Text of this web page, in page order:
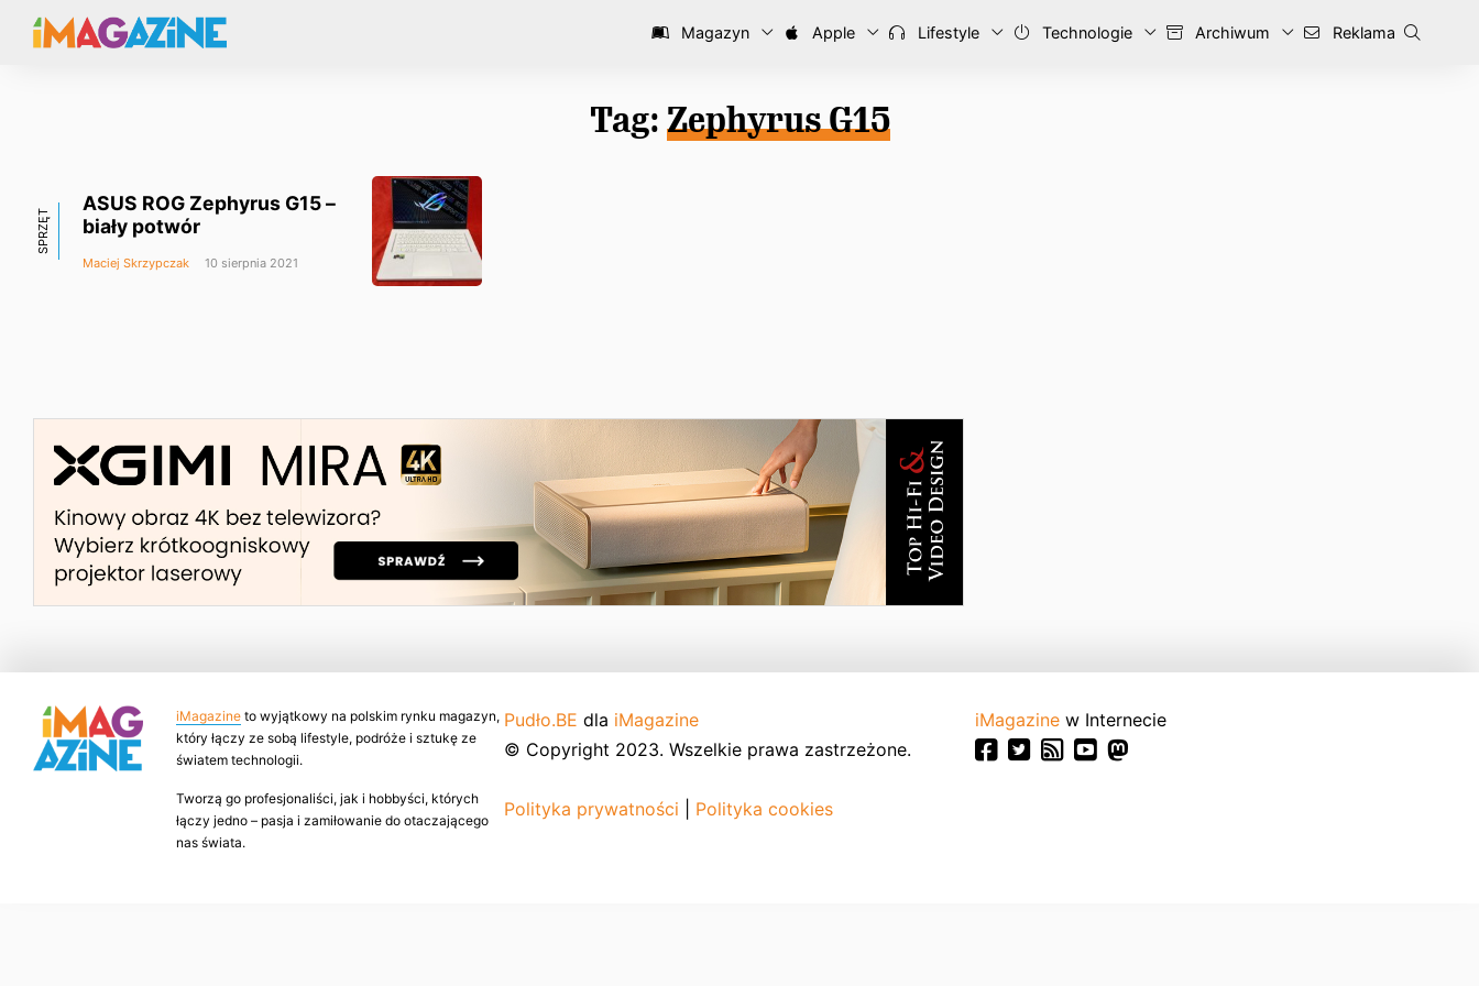
Magazyn Apple Lifestyle Technologie Archiwum Reklama
Tag: Zephyrus G15
SPRZĘT
ASUS ROG Zephyrus G15 –
biały potwór
Maciej Skrzypczak 10 sierpnia 2021
iMagazine to wyjątkowy na polskim rynku magazyn,
który łączy ze sobą lifestyle, podróże i sztukę ze
światem technologii.
Tworzą go profesjonaliści, jak i hobbyści, których
łączy jedno – pasja i zamiłowanie do otaczającego
nas świata.
Pudło.BE dla iMagazine
© Copyright 2023. Wszelkie prawa zastrzeżone.
Polityka prywatności Polityka cookies
iMagazine w Internecie